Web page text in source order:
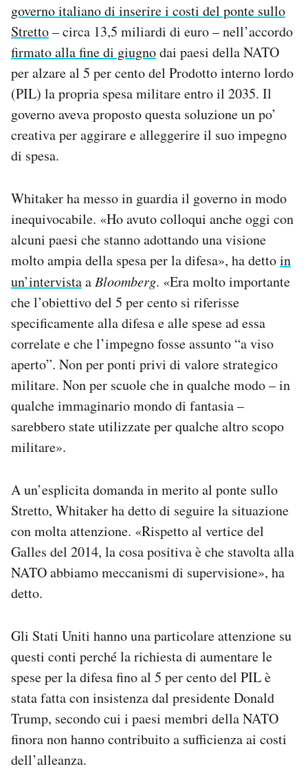
Area Personale
Newsletter
Notifiche mobile
Regala il Post
Hai bisogno di aiuto?
Esci
governo italiano di inserire i costi del ponte sullo
Stretto– circa 13,5 miliardi di euro – nell’accordo
firmato alla fine di giugnodai paesi della NATO
per alzare al 5 per cento del Prodotto interno lordo
(PIL) la propria spesa militare entro il 2035. Il
governo aveva proposto questa soluzione un po’
creativa per aggirare e alleggerire il suo impegno
di spesa.
Whitaker ha messo in guardia il governo in modo
inequivocabile. «Ho avuto colloqui anche oggi con
alcuni paesi che stanno adottando una visione
molto ampia della spesa per la difesa», ha dettoin
un’intervistaa Bloomberg. «Era molto importante
che l’obiettivo del 5 per cento si riferisse
specificamente alla difesa e alle spese ad essa
correlate e che l’impegno fosse assunto “a viso
aperto”. Non per ponti privi di valore strategico
militare. Non per scuole che in qualche modo – in
qualche immaginario mondo di fantasia –
sarebbero state utilizzate per qualche altro scopo
militare».
A un’esplicita domanda in merito al ponte sullo
Stretto, Whitaker ha detto di seguire la situazione
con molta attenzione. «Rispetto al vertice del
Galles del 2014, la cosa positiva è che stavolta alla
NATO abbiamo meccanismi di supervisione», ha
detto.
Gli Stati Uniti hanno una particolare attenzione su
questi conti perché la richiesta di aumentare le
spese per la difesa fino al 5 per cento del PIL è
stata fatta con insistenza dal presidente Donald
Trump, secondo cui i paesi membri della NATO
finora non hanno contribuito a sufficienza ai costi
dell’alleanza.